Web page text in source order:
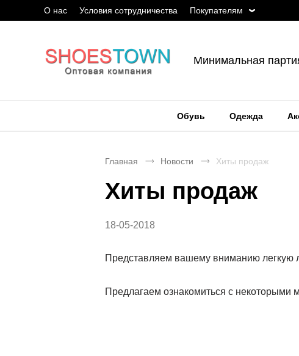
О нас Условия сотрудничества Покупателям
Минимальная
Обувь Одежда
Главная Новости Хиты продаж
Хиты продаж
18-05-2018
Представляем вашему вниманию легкую
Предлагаем ознакомиться с некоторыми